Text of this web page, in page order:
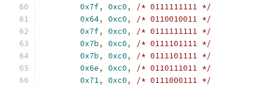
0x7f, 0xc0,
/* 0111111111 */
0x64, 0xc0,
/* 0110010011 */
0x7f, 0xc0,
/* 0111111111 */
0x7b, 0xc0,
/* 0111101111 */
0x7b, 0xc0,
/* 0111101111 */
0x6e, 0xc0,
/* 0110111011 */
0x71, 0xc0,
/* 0111000111 */